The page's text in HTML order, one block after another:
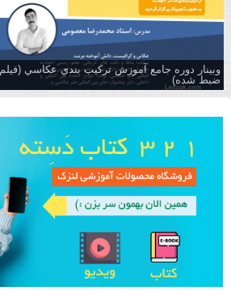
وبینار دوره جامع آموزش تركيب بندي عكاسي (فیلم
ضبط شده)